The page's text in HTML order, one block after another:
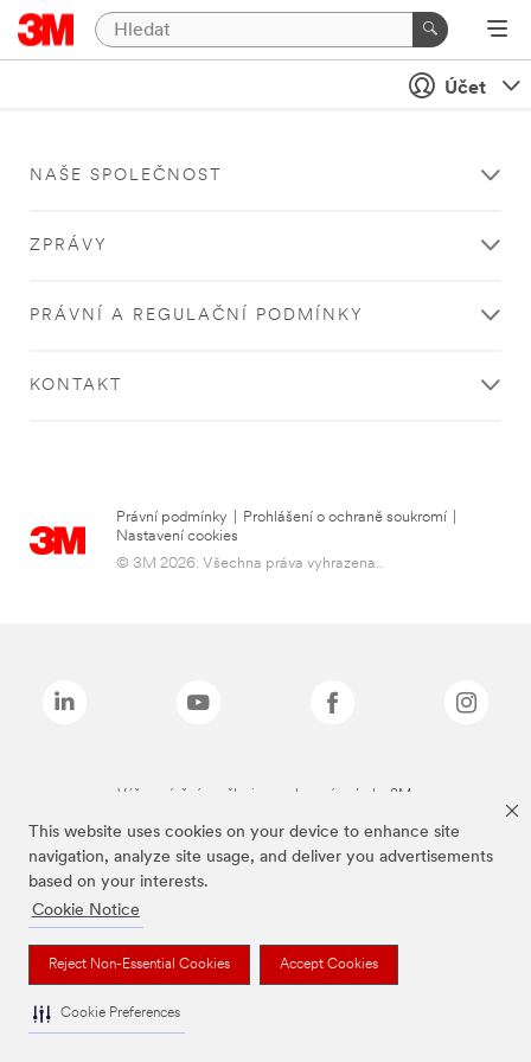
This website uses cookies on your device to enhance site
navigation, analyze site usage, and deliver you advertisements
based on your interests.
Cookie Notice
Reject Non-Essential Cookies Accept Cookies
Cookie Preferences
Účet
NAŠE SPOLEČNOST
ZPRÁVY
PRÁVNÍ A REGULAČNÍ PODMÍNKY
KONTAKT
Právní podmínky Prohlášení o ochraně soukromí
Nastavení cookies
© 3M 2026. Všechna práva vyhrazena..
Výše zmíněné značky jsou ochranné známky 3M.